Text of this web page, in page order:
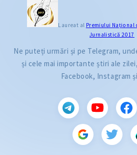
Laureat al Premiului Naţional
Jurnalistică 2017
Ne puteți urmări și pe Telegram,
și cele mai importante știri ale
Facebook, Instagram